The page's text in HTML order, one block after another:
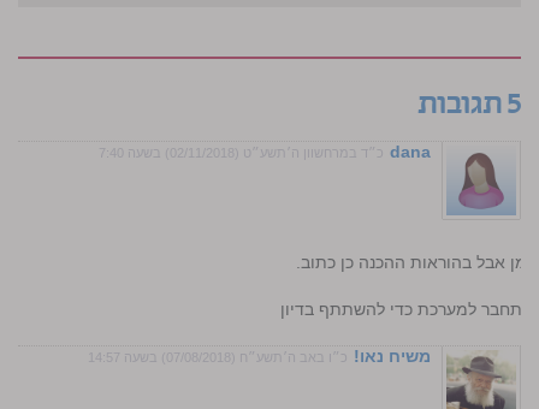
5 תגובות
dana כ״ד במרחשוון ה׳תשע״ט (02/11/2018) בשעה 7:40
אבל בהוראות ההכנה כן כתוב.
התחבר למערכת כדי להשתתף בדיון
משיח נאו! כ״ו באב ה׳תשע״ח (07/08/2018) בשעה 14:57